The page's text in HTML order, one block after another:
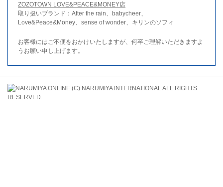
ZOZOTOWN LOVE&PEACE&MONEY店
取り扱いブランド：After the rain、babycheer、
Love&Peace&Money、sense of wonder、キリンのソフィ
お客様にはご不便をおかけいたしますが、何卒ご理解いただきますよ
うお願い申し上げます。